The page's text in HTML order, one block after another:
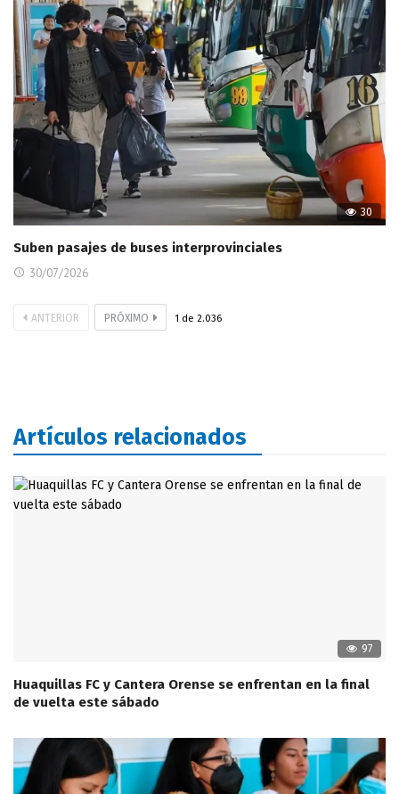
30
Suben pasajes de buses interprovinciales
30/07/2026
ANTERIOR PRÓXIMO 1 de 2.036
Artículos relacionados
97
Huaquillas FC y Cantera Orense se enfrentan en la final
de vuelta este sábado